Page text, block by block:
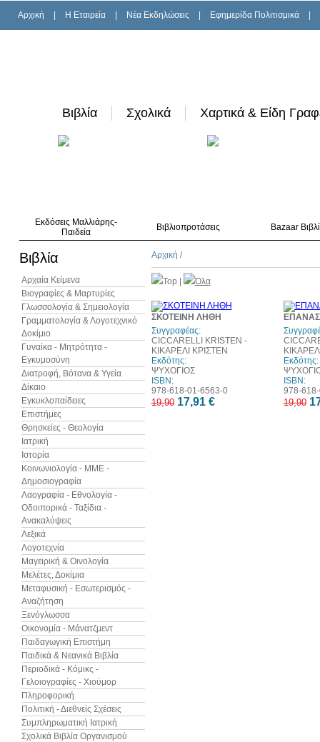
Αρχική H Εταιρεία Νέα Εκδηλώσεις Εφημερίδα Πολιτισμικά
Βιβλία Σχολικά Χαρτικά & Είδη
Εκδόσεις Μαλλιάρης-
Παιδεία
Βιβλιοπροτάσεις Bazaar
Βιβλία
Αρχαία Κείμενα
Βιογραφίες & Μαρτυρίες
Γλωσσολογία & Σημειολογία
Γραμματολογία & Λογοτεχνικό
Δοκίμιο
Γυναίκα - Μητρότητα -
Εγκυμοσύνη
Διατροφή, Βότανα & Υγεία
Δίκαιο
Εγκυκλοπαίδειες
Επιστήμες
Θρησκείες - Θεολογία
Ιατρική
Ιστορία
Κοινωνιολογία - ΜΜΕ -
Δημοσιογραφία
Λαογραφία - Εθνολογία -
Οδοιπορικά - Ταξίδια -
Ανακαλύψεις
Λεξικά
Λογοτεχνία
Μαγειρική & Οινολογία
Μελέτες, Δοκίμια
Μεταφυσική - Εσωτερισμός -
Αναζήτηση
Ξενόγλωσσα
Οικονομία - Μάνατζμεντ
Παιδαγωγική Επιστήμη
Παιδικά & Νεανικά Βιβλία
Περιοδικά - Κόμικς -
Γελοιογραφίες - Χιούμορ
Πληροφορική
Πολιτική - Διεθνείς Σχέσεις
Συμπληρωματική Ιατρική
Σχολικά Βιβλία Οργανισμού
Αρχική /
Top Όλα
ΣΚΟΤΕΙΝΗ ΛΗΘΗ
Συγγραφέας:
CICCARELLI KRISTEN -
ΚΙΚΑΡΕΛΙ ΚΡΙΣΤΕΝ
Εκδότης:
ΨΥΧΟΓΙΟΣ
ISBN:
978-618-01-6563-0
19,90 17,91 €
Εκδότης:
ISBN:
978-
19,90